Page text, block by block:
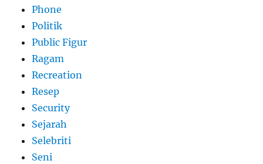
Phone
Politik
Public Figur
Ragam
Recreation
Resep
Security
Sejarah
Selebriti
Seni